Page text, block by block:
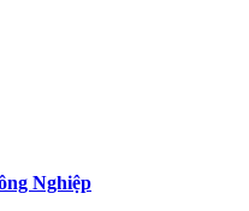
Nghiệp